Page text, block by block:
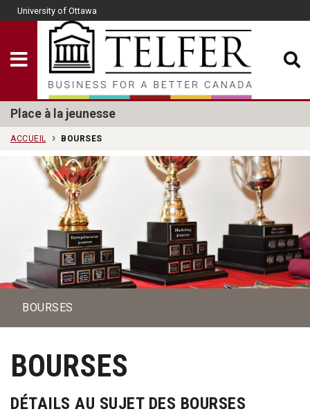
Skip to main content
University of Ottawa
Show Menu
Telfer School of
Place à la jeunesse
ACCUEIL BOURSES
BOURSES
BOURSES
DÉTAILS AU SUJET DES BOURSES
CLOSE